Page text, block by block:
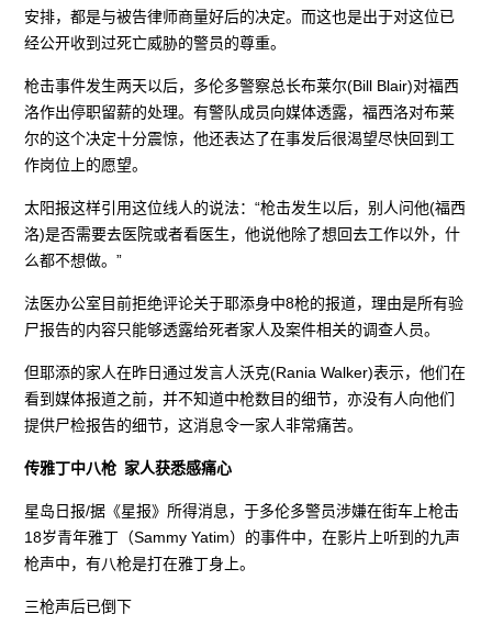
安排，都是与被告律师商量好后的决定。而这也是出于对这位已
经公开收到过死亡威胁的警员的尊重。
枪击事件发生两天以后，多伦多警察总长布莱尔(Bill Blair)对福西
洛作出停职留薪的处理。有警队成员向媒体透露，福西洛对布莱
尔的这个决定十分震惊，他还表达了在事发后很渴望尽快回到工
作岗位上的愿望。
太阳报这样引用这位线人的说法：“枪击发生以后，别人问他(福西
洛)是否需要去医院或者看医生，他说他除了想回去工作以外，什
么都不想做。”
法医办公室目前拒绝评论关于耶添身中8枪的报道，理由是所有验
尸报告的内容只能够透露给死者家人及案件相关的调查人员。
但耶添的家人在昨日通过发言人沃克(Rania Walker)表示，他们在
看到媒体报道之前，并不知道中枪数目的细节，亦没有人向他们
提供尸检报告的细节，这消息令一家人非常痛苦。
传雅丁中八枪 家人获悉感痛心
星岛日报/据《星报》所得消息，于多伦多警员涉嫌在街车上枪击
18岁青年雅丁（Sammy Yatim）的事件中，在影片上听到的九声
枪声中，有八枪是打在雅丁身上。
三枪声后已倒下